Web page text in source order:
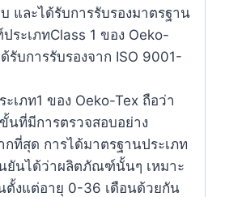
และได้รับการรับรองมาตรฐาน
ระเภทClass 1 ของ Oeko-
รับการรับรองจาก ISO 9001-
ภท1 ของ Oeko-Tex ถือว่า
นที่มีการตรวจสอบอย่าง
กที่สุด การได้มาตรฐานประเภท
ยันได้ว่าผลิตภัณฑ์นั้นๆ เหมาะ
ตั้งแต่อายุ 0-36 เดือนด้วยกัน